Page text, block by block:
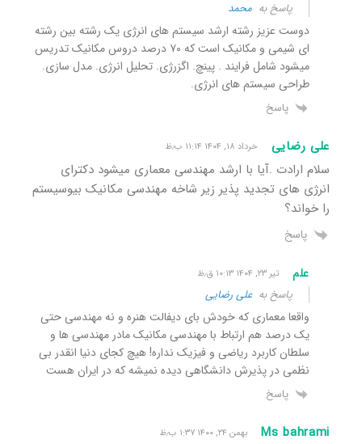
پاسخ به محمد
دوست عزیز رشته ارشد سیستم های انرژی یک رشته بین رشته
ای شیمی و مکانیک است که ۷۰ درصد دروس مکانیک تدریس
میشود شامل فرایند . پینچ. اگزرژی. تحلیل انرژی. مدل سازی.
طراحی سیستم های انرژی.
پاسخ
علی رضایی خرداد ۱۸, ۱۴۰۴ ۱۱:۱۴ ب٫ظ
سلام ارادت .آیا با ارشد مهندسی معماری میشود دکترای
انرژی های تجدید پذیر زیر شاخه مهندسی مکانیک بیوسیستم
را خواند؟
پاسخ
علم تیر ۲۳, ۱۴۰۴ ۱۰:۱۳ ق٫ظ
پاسخ بهعلی رضایی
واقعا معماری که خودش بای دیفالت هنره و نه مهندسی حتی
یک درصد هم ارتباط با مهندسی مکانیک مادر مهندسی ها و
سلطان کاربرد ریاضی و فیزیک نداره! هیچ کجای دنیا انقدر بی
نظمی در پذیرش دانشگاهی دیده نمیشه که در ایران هست
پاسخ
Ms bahrami بهمن ۲۴, ۱۴۰۰ ۱:۳۷ ب٫ظ